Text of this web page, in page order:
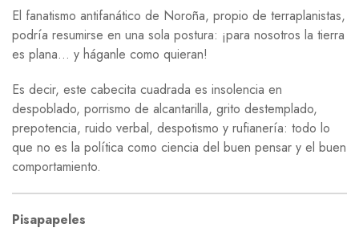
El fanatismo antifanático de Noroña, propio de terraplanistas,
podría resumirse en una sola postura: ¡para nosotros la tierra
es plana… y háganle como quieran!
Es decir, este cabecita cuadrada es insolencia en
despoblado, porrismo de alcantarilla, grito destemplado,
prepotencia, ruido verbal, despotismo y rufianería: todo lo
que no es la política como ciencia del buen pensar y el buen
comportamiento.
Pisapapeles